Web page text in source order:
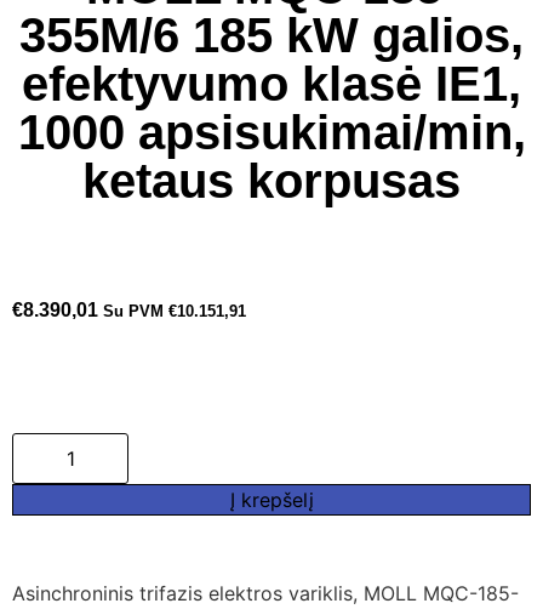
355M/6 185 kW galios,
efektyvumo klasė IE1,
1000 apsisukimai/min,
ketaus korpusas
€8.390,01 Su PVM €10.151,91
Į krepšelį
Asinchroninis trifazis elektros variklis, MOLL MQC-185-